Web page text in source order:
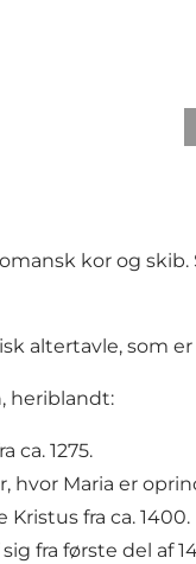
kor og
altertavle, som
heriblandt:
ca. 1275.
hvor Maria er
fra ca. 1400.
fra første del af